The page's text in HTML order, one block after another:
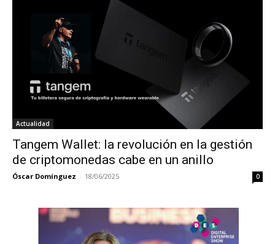
Actualidad
Tangem Wallet: la revolución en la gestión
de criptomonedas cabe en un anillo
Óscar Domínguez - 18/06/2025 0